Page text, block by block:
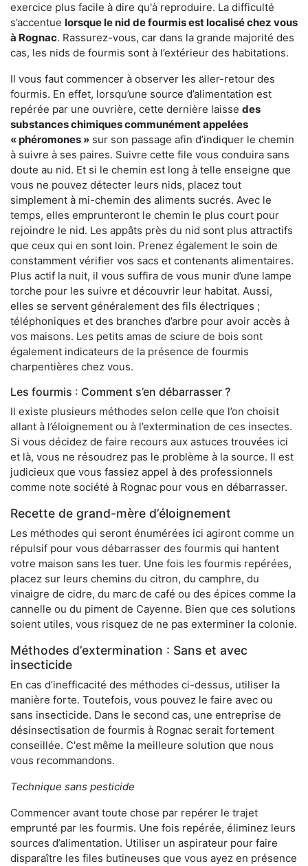
exercice plus facile à dire qu'à reproduire. La difficulté
s’accentue lorsque le nid de fourmis est localisé chez vous
à Rognac. Rassurez-vous, car dans la grande majorité des
cas, les nids de fourmis sont à l’extérieur des habitations.
Il vous faut commencer à observer les aller-retour des
fourmis. En effet, lorsqu’une source d’alimentation est
repérée par une ouvrière, cette dernière laisse des
substances chimiques communément appelées
« phéromones » sur son passage afin d’indiquer le chemin
à suivre à ses paires. Suivre cette file vous conduira sans
doute au nid. Et si le chemin est long à telle enseigne que
vous ne pouvez détecter leurs nids, placez tout
simplement à mi-chemin des aliments sucrés. Avec le
temps, elles emprunteront le chemin le plus court pour
rejoindre le nid. Les appâts près du nid sont plus attractifs
que ceux qui en sont loin. Prenez également le soin de
constamment vérifier vos sacs et contenants alimentaires.
Plus actif la nuit, il vous suffira de vous munir d’une lampe
torche pour les suivre et découvrir leur habitat. Aussi,
elles se servent généralement des fils électriques ;
téléphoniques et des branches d’arbre pour avoir accès à
vos maisons. Les petits amas de sciure de bois sont
également indicateurs de la présence de fourmis
charpentières chez vous.
Les fourmis : Comment s’en débarrasser ?
Il existe plusieurs méthodes selon celle que l’on choisit
allant à l’éloignement ou à l’extermination de ces insectes.
Si vous décidez de faire recours aux astuces trouvées ici
et là, vous ne résoudrez pas le problème à la source. Il est
judicieux que vous fassiez appel à des professionnels
comme note société à Rognac pour vous en débarrasser.
Recette de grand-mère d’éloignement
Les méthodes qui seront énumérées ici agiront comme un
répulsif pour vous débarrasser des fourmis qui hantent
votre maison sans les tuer. Une fois les fourmis repérées,
placez sur leurs chemins du citron, du camphre, du
vinaigre de cidre, du marc de café ou des épices comme la
cannelle ou du piment de Cayenne. Bien que ces solutions
soient utiles, vous risquez de ne pas exterminer la colonie.
Méthodes d’extermination : Sans et avec
insecticide
En cas d’inefficacité des méthodes ci-dessus, utiliser la
manière forte. Toutefois, vous pouvez le faire avec ou
sans insecticide. Dans le second cas, une entreprise de
désinsectisation de fourmis à Rognac serait fortement
conseillée. C'est même la meilleure solution que nous
vous recommandons.
Technique sans pesticide
Commencer avant toute chose par repérer le trajet
emprunté par les fourmis. Une fois repérée, éliminez leurs
sources d’alimentation. Utiliser un aspirateur pour faire
disparaître les files butineuses que vous ayez en présence